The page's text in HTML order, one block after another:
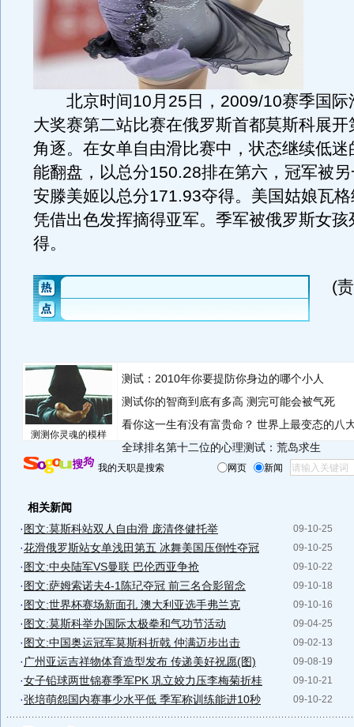
北京时间10月25日，2009/10赛季国际
大奖赛第二站比赛在俄罗斯首都莫斯科展开
角逐。在女单自由滑比赛中，状态继续低迷
能翻盘，以总分150.28排在第六，冠军被
安滕美姬以总分171.93夺得。美国姑娘瓦
凭借出色发挥摘得亚军。季军被俄罗斯女孩
得。
(
测测你灵魂的模样
测试：2010年你要提防你身边的哪个小人
测试你的智商到底有多高 测完可能会被气死
看你这一生有没有富贵命？ 世界上最变态的八
全球排名第十二位的心理测试：荒岛求生
我的天职是搜索 网页 新闻
相关新闻
09-10-25
· 图文:莫斯科站双人自由滑 庞清佟健托举
09-10-25
·花滑俄罗斯站女单浅田第五 冰舞美国压倒性夺冠
09-10-22
· 图文:中央陆军VS曼联 巴伦西亚争抢
09-10-18
· 图文:萨姆索诺夫4-1陈玘夺冠 前三名合影留念
09-10-16
· 图文:世界杯赛场新面孔 澳大利亚选手弗兰克
09-04-25
· 图文:莫斯科举办国际太极拳和气功节活动
09-02-13
· 图文:中国奥运冠军莫斯科折戟 仲满迈步出击
09-08-19
· 广州亚运吉祥物体育造型发布 传递美好祝愿(图)
09-10-21
·女子铅球两世锦赛季军PK 巩立姣力压李梅菊折桂
09-10-22
·张培萌怨国内赛事少水平低 季军称训练能进10秒